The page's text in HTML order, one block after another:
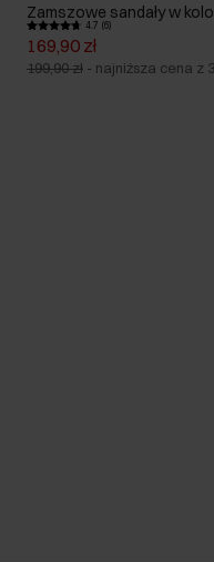
Zamszowe sandały w
4.7 (6)
169,90 zł
199,90 zł - najniższa cena z